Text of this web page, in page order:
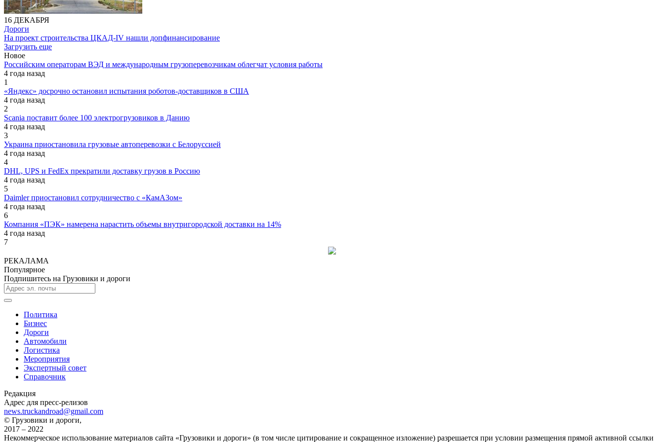
16 ДЕКАБРЯ
Дороги
На проект строительства ЦКАД-IV нашли допфинансирование
Загрузить еще
Новое
Российским операторам ВЭД и международным грузоперевозчикам облегчат условия работы
4 года назад
1
«Яндекс» досрочно остановил испытания роботов-доставщиков в США
4 года назад
2
Scania поставит более 100 электрогрузовиков в Данию
4 года назад
3
Украина приостановила грузовые автоперевозки с Белоруссией
4 года назад
4
DHL, UPS и FedEx прекратили доставку грузов в Россию
4 года назад
5
Daimler приостановил сотрудничество с «КамАЗом»
4 года назад
6
Компания «ПЭК» намерена нарастить объемы внутригородской доставки на 14%
4 года назад
7
РЕКАЛАМА
Популярное
Подпишитесь на Грузовики и дороги
Политика
Бизнес
Дороги
Автомобили
Логистика
Мероприятия
Экспертный совет
Справочник
Редакция
Адрес для пресс-релизов
news.truckandroad@gmail.com
© Грузовики и дороги,
2017 – 2022
Некоммерческое использование материалов сайта «Грузовики и дороги» (в том числе цитирование и сокращенное изложение) разрешается при условии размещения прямой активной ссылки